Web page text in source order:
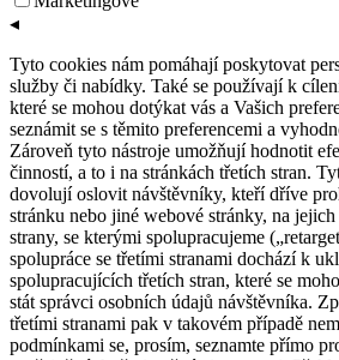
◂
Tyto cookies nám pomáhají poskytovat
služby či nabídky. Také se používají k
které se mohou dotýkat vás a Vašich
seznámit se s těmito preferencemi a
Zároveň tyto nástroje umožňují hodnotit
činností, a to i na stránkách třetích stran.
dovolují oslovit návštěvníky, kteří dříve
stránku nebo jiné webové stránky, na
strany, se kterými spolupracujeme
spolupráce se třetími stranami dochází k
spolupracujících třetích stran, které se
stát správci osobních údajů návštěvníka.
třetími stranami pak v takovém případě
podmínkami se, prosím, seznamte přímo